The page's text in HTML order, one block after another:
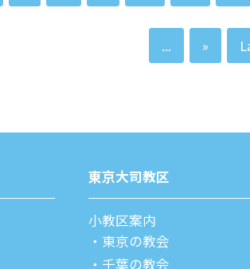
... »
東京⼤司教区
⼩教区案内
東京の教会
千葉の教会